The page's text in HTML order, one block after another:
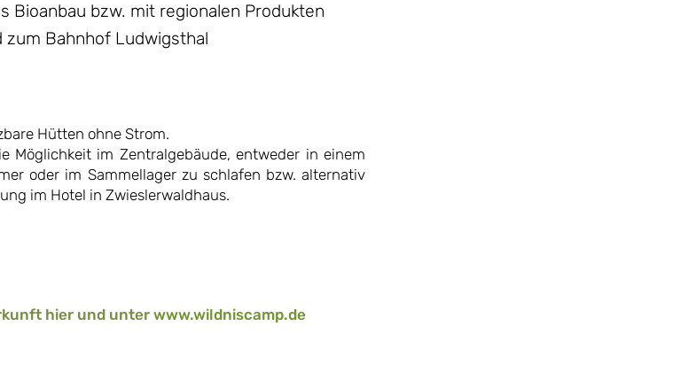
Bioanbau bzw. mit regionalen Produkten
zum Bahnhof Ludwigsthal
Hütten ohne Strom.
Möglichkeit im Zentralgebäude, entweder in einem
oder im Sammellager zu schlafen bzw. alternativ
im Hotel in Zwieslerwaldhaus.
hier und unterwww.wildniscamp.de